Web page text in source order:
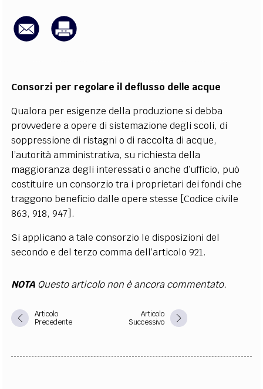
CODICI RUBRICHE
Consorzi per regolare il deflusso delle acque
Qualora per esigenze della produzione si debba
provvedere a opere di sistemazione degli scoli, di
soppressione di ristagni o di raccolta di acque,
l’autorità amministrativa, su richiesta della
maggioranza degli interessati o anche d’ufficio, può
costituire un consorzio tra i proprietari dei fondi che
traggono beneficio dalle opere stesse [Codice civile
863, 918, 947].
Si applicano a tale consorzio le disposizioni del
secondo e del terzo comma dell’articolo 921.
NOTA Questo articolo non è ancora commentato.
Articolo
Precedente
Articolo
Successivo